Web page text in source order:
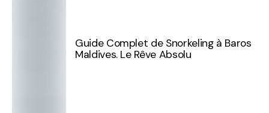
Guide Complet de Snorkeling à Baros
Maldives. Le Rêve Absolu